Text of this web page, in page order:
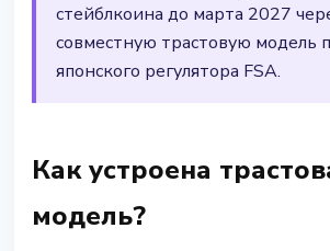
стейблкоина до марта 2027
совместную трастовую модель
японского регулятора FSA.
Как устроена
модель?